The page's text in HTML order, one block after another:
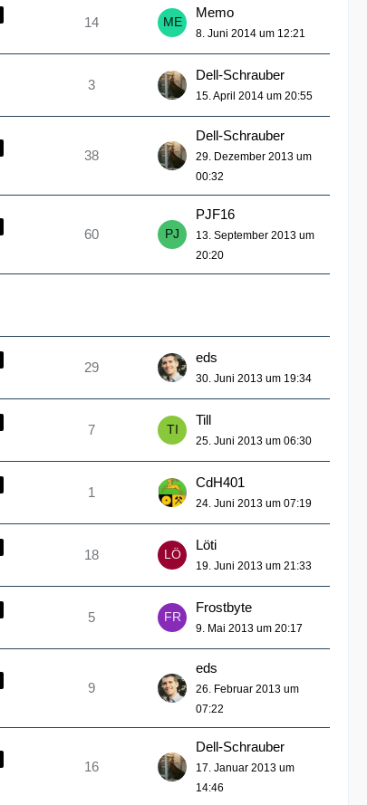
14
Memo
8. Juni 2014 um 12:21
3
Dell-Schrauber
15. April 2014 um 20:55
38
Dell-Schrauber
29. Dezember 2013 um
00:32
60
PJF16
13. September 2013 um
20:20
29
eds
30. Juni 2013 um 19:34
7
Till
25. Juni 2013 um 06:30
1
CdH401
24. Juni 2013 um 07:19
18
Löti
19. Juni 2013 um 21:33
5
Frostbyte
9. Mai 2013 um 20:17
9
eds
26. Februar 2013 um
07:22
16
Dell-Schrauber
17. Januar 2013 um
14:46